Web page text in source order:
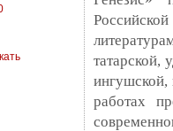
татарской,
ингушской,
работах